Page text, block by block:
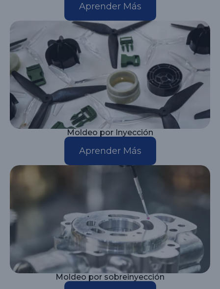
Aprender Más
Moldeo por Inyección
Aprender Más
Moldeo por sobreinyección